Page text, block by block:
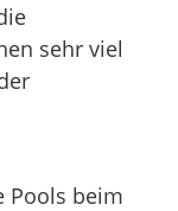
sehr viel
Pools beim